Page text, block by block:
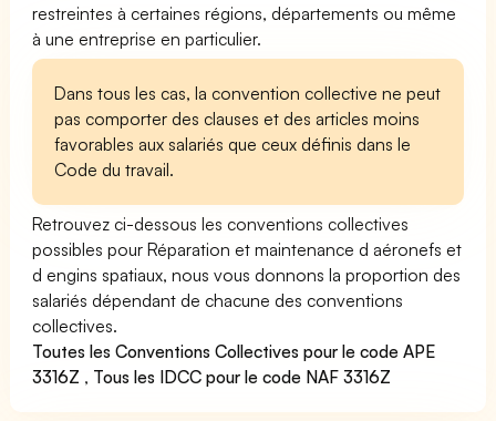
restreintes à certaines régions, départements ou même
à une entreprise en particulier.
Dans tous les cas, la convention collective ne peut
pas comporter des clauses et des articles moins
favorables aux salariés que ceux définis dans le
Code du travail.
Retrouvez ci-dessous les conventions collectives
possibles pour Réparation et maintenance d aéronefs et
d engins spatiaux, nous vous donnons la proportion des
salariés dépendant de chacune des conventions
collectives.
Toutes les Conventions Collectives pour le code APE
3316Z , Tous les IDCC pour le code NAF 3316Z